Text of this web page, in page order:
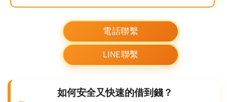
電話聯繫
LINE聯繫
如何安全又快速的借到錢？